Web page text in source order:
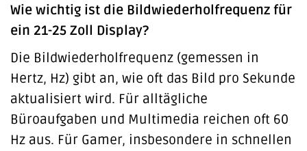
Wie wichtig ist die Bildwiederholfrequenz für
ein 21-25 Zoll Display?
Die Bildwiederholfrequenz (gemessen in
Hertz, Hz) gibt an, wie oft das Bild pro Sekunde
aktualisiert wird. Für alltägliche
Büroaufgaben und Multimedia reichen oft 60
Hz aus. Für Gamer, insbesondere in schnellen